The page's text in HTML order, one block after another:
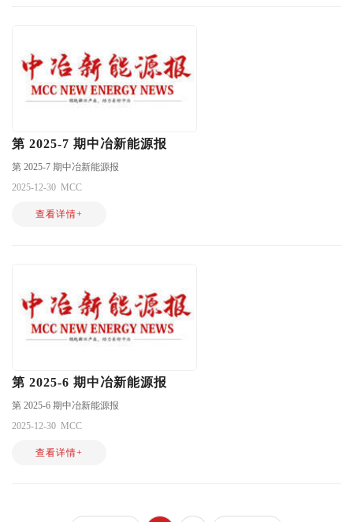
第 2025-7 期中冶新能源报
第 2025-7 期中冶新能源报
2025-12-30 MCC
查看详情+
第 2025-6 期中冶新能源报
第 2025-6 期中冶新能源报
2025-12-30 MCC
查看详情+